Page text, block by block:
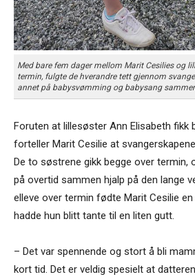
Med bare fem dager mellom Marit Cesilies og
termin, fulgte de hverandre tett gjennom
annet på babysvømming og babysang
Foruten at lillesøster Ann Elisabeth fikk
forteller Marit Cesilie at
De to søstrene gikk begge over termin,
på overtid sammen hjalp på den lange
elleve over termin fødte Marit Cesilie
hadde hun blitt tante til en liten gutt.
– Det var spennende og stort å bli
kort tid. Det er veldig spesielt at